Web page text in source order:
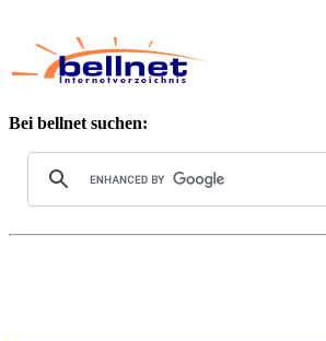
Bei bellnet suchen: